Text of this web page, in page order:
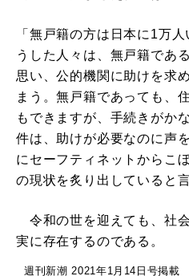
「無戸籍の方は日本に1万
うした人々は、無戸籍であ
思い、公的機関に助けを求
まう。無戸籍であっても、
もできますが、手続きがか
件は、助けが必要なのに声
にセーフティネットからこ
の現状を炙り出していると言
令和の世を迎えても、社
実に存在するのである。
週刊新潮 2021年1月14日号掲載